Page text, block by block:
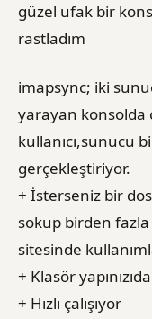
güzel ufak bir
rastladım
imapsync; iki
yarayan konsolda
kullanıcı,sunucu
gerçekleştiriyor.
+ İsterseniz bir
sokup birden
sitesinde
+ Klasör
+ Hızlı çalışıyor